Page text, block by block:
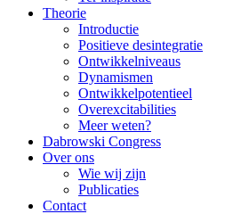
Theorie
Introductie
Positieve desintegratie
Ontwikkelniveaus
Dynamismen
Ontwikkelpotentieel
Overexcitabilities
Meer weten?
Dabrowski Congress
Over ons
Wie wij zijn
Publicaties
Contact